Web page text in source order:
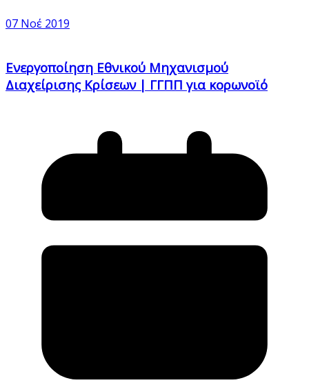
07 Νοέ 2019
Eνεργοποίηση Εθνικού Μηχανισμού
Διαχείρισης Κρίσεων | ΓΓΠΠ για κορωνοϊό